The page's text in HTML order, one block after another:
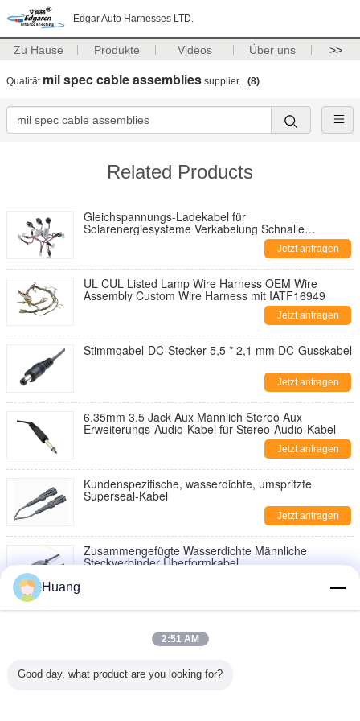
Edgar Auto Harnesses LTD.
Zu Hause Produkte Videos Über uns >>
Qualität mil spec cable assemblies supplier. (8)
Related Products
Gleichspannungs-Ladekabel für
Solarenergiesysteme Verkabelung Schnalle
Computer-Leistungskabel Draht PVC
Niedrigspannung Kupferkautschuk 500pcsJetzt anfragen
UL CUL Listed Lamp Wire Harness OEM Wire
Assembly Custom Wire Harness mit IATF16949
Jetzt anfragen
Stimmgabel-DC-Stecker 5,5 * 2,1 mm DC-Gusskabel
Jetzt anfragen
6.35mm 3.5 Jack Aux Männlich Stereo Aux
Erweiterungs-Audio-Kabel für Stereo-Audio-Kabel
Jetzt anfragen
Kundenspezifische, wasserdichte, umspritzte
Superseal-Kabel
Jetzt anfragen
Zusammengefügte Wasserdichte Männliche
Steckverbinder Überformkabel
Steckverbinder Überformkabel
Lumberg Power-Anschluss mit 2,54 mm flacher IDC-
Huang
2:51 AM
Good day, what product are you looking for?